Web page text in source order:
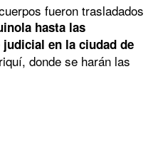
fueron trasladados
hasta las
en la ciudad de
donde se harán las